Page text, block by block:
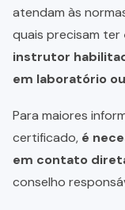
atendam às
quais precisam ter
instrutor
em laboratório
Para maiores
certificado, é
em contato
conselho